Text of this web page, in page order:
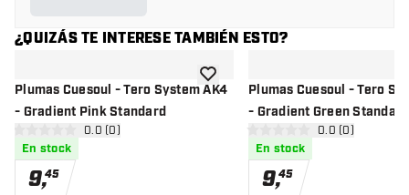
¿QUIZÁS TE INTERESE TAMBIÉN ESTO?
Plumas Cuesoul - Tero System AK4
- Gradient Pink Standard
abrir panel de reseñas
0 estrellas de puntuación
0.0 (0)
En stock
9,45
añadir a la lista de deseos
Plumas Cuesoul - Tero
- Gradient Green Standard
abrir panel de
0 estrellas de puntuación
0.0 (0)
En stock
9,45